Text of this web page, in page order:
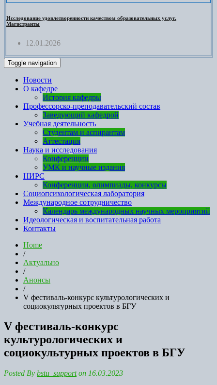
Исследование удовлетворенности качеством образовательных услуг.
Магистранты
12.01.2026
Toggle navigation
Новости
О кафедре
История кафедры
Профессорско-преподавательский состав
Заведующий кафедрой
Учебная деятельность
Студентам и аспирантам
Аттестация
Наука и исследования
Конференции
УМК и научные издания
НИРС
Конференции, олимпиады, конкурсы
Социопсихологическая лаборатория
Международное сотрудничество
Календарь международных научных мероприятий
Идеологическая и воспитательная работа
Контакты
Home
/
Актуально
/
Анонсы
/
V фестиваль-конкурс культурологических и
социокультурных проектов в БГУ
V фестиваль-конкурс
культурологических и
социокультурных проектов в БГУ
Posted By bstu_supporton 16.03.2023